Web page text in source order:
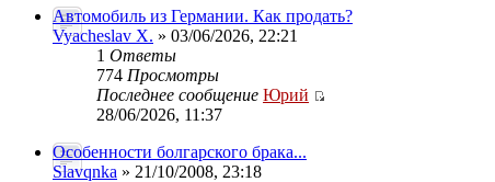
Автомобиль из Германии. Как продать?
Vyacheslav Х. » 03/06/2026, 22:21
1 Ответы
774 Просмотры
Последнее сообщение Юрий
28/06/2026, 11:37
Особенности болгарского брака...
Slavqnka » 21/10/2008, 23:18